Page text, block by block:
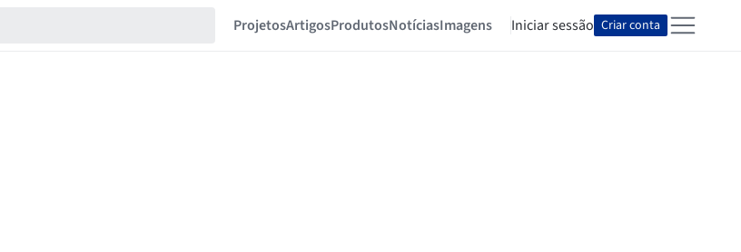
ProjetosArtigosProdutosNotíciasImagens Iniciar sessão Criar conta